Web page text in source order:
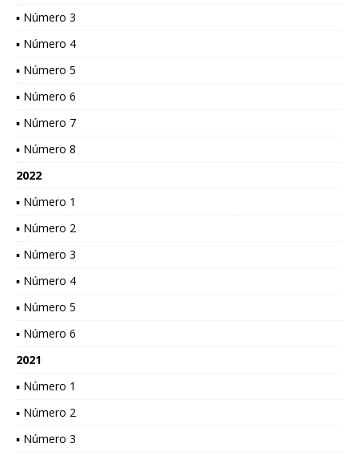
▪ Número 3
▪ Número 4
▪ Número 5
▪ Número 6
▪ Número 7
▪ Número 8
2022
▪ Número 1
▪ Número 2
▪ Número 3
▪ Número 4
▪ Número 5
▪ Número 6
2021
▪ Número 1
▪ Número 2
▪ Número 3